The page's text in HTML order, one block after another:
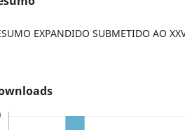
EXPANDIDO SUBMETIDO AO